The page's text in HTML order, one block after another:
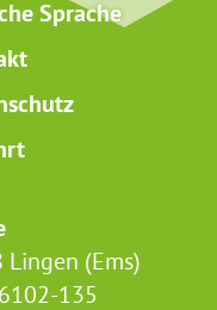
Sprache
Lingen (Ems)
135